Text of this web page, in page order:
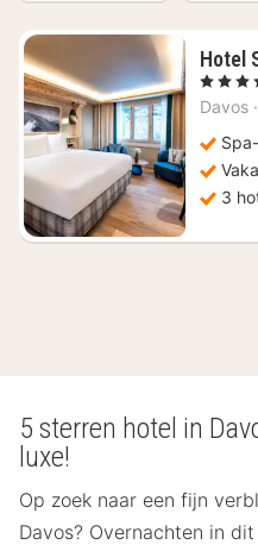
Hotel
, 5
Davos ·
3
5 sterren hotel in
luxe!
Op zoek naar een fijn
Davos? Overnachten in